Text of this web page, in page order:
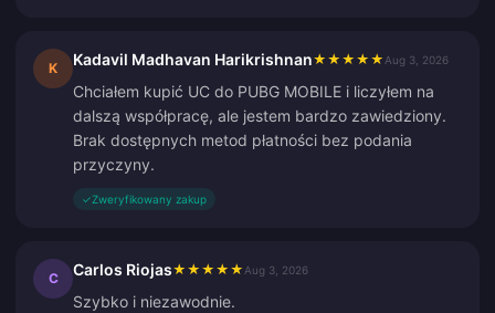
K Kadavil Madhavan Harikrishnan★ ★ ★ ★ ★ Aug 3, 2026
Chciałem kupić UC do PUBG MOBILE i liczyłem na
dalszą współpracę, ale jestem bardzo zawiedziony.
Brak dostępnych metod płatności bez podania
przyczyny.
✓Zweryfikowany zakup
C Carlos Riojas★ ★ ★ ★ ★ Aug 3, 2026
Szybko i niezawodnie.